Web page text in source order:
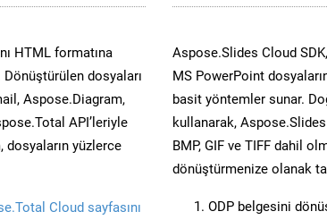
HTML formatına
dosyaları
Aspose.Diagram,
API’leriyle
yüzlerce
Cloud sayfasını
Aspose.Slides Cloud
MS PowerPoint
basit yöntemler sunar.
kullanarak, Aspose.Slides
BMP, GIF ve TIFF dahil
dönüştürmenize olanak
ODP belgesini